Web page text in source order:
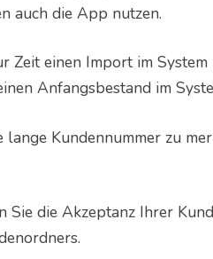
auch die App nutzen.
Zeit einen Import im
Anfangsbestand im
lange Kundennummer zu
Sie die Akzeptanz Ihrer